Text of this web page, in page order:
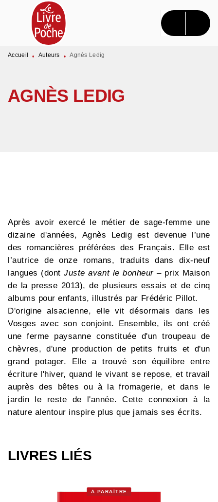
MENU RECHERCHE CONTENU
PIED DE PAGE
Accueil • Auteurs • Agnès Ledig
AGNÈS LEDIG
Après avoir exercé le métier de sage-femme une
dizaine d'années, Agnès Ledig est devenue l’une
des romancières préférées des Français. Elle est
l’autrice de onze romans, traduits dans dix-neuf
langues (dontJuste avant le bonheur– prix Maison
de la presse 2013), de plusieurs essais et de cinq
albums pour enfants, illustrés par Frédéric Pillot.
D'origine alsacienne, elle vit désormais dans les
Vosges avec son conjoint. Ensemble, ils ont créé
une ferme paysanne constituée d'un troupeau de
chèvres, d'une production de petits fruits et d'un
grand potager. Elle a trouvé son équilibre entre
écriture l'hiver, quand le vivant se repose, et travail
auprès des bêtes ou à la fromagerie, et dans le
jardin le reste de l'année. Cette connexion à la
nature alentour inspire plus que jamais ses écrits.
LIVRES LIÉS
À PARAÎTRE